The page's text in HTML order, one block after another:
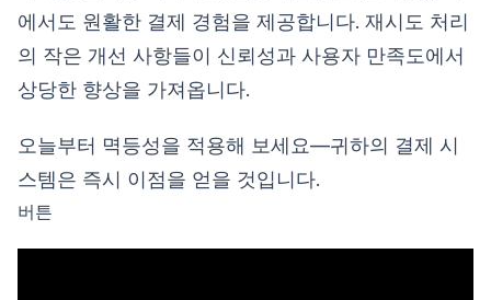
에서도 원활한 결제 경험을 제공합니다. 재시도 처리
의 작은 개선 사항들이 신뢰성과 사용자 만족도에서
상당한 향상을 가져옵니다.
오늘부터 멱등성을 적용해 보세요—귀하의 결제 시
스템은 즉시 이점을 얻을 것입니다.
버튼